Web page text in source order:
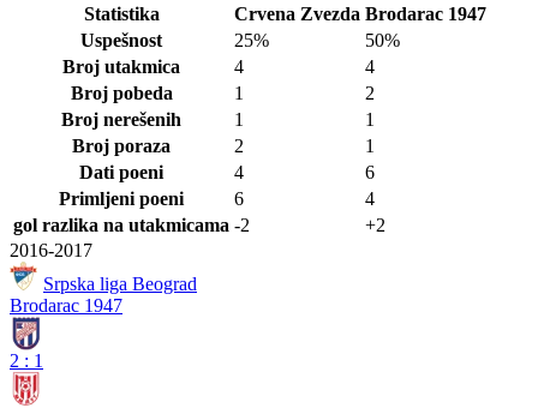
Statistika
Crvena Zvezda Brodarac 1947
Uspešnost
25%
50%
Broj utakmica
4
4
Broj pobeda
1
2
Broj nerešenih
1
1
Broj poraza
2
1
Dati poeni
4
6
Primljeni poeni
6
4
gol razlika na utakmicama -2
+2
2016-2017
Srpska liga Beograd
Brodarac 1947
2 : 1